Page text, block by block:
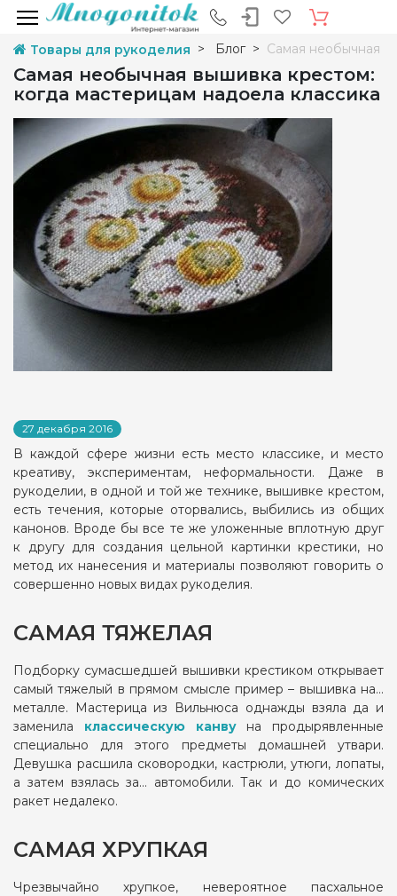
Товары для рукоделия Блог Самая необычная
Самая необычная вышивка крестом:
когда мастерицам надоела классика
27 декабря 2016
В каждой сфере жизни есть место классике, и место
креативу, экспериментам, неформальности. Даже в
рукоделии, в одной и той же технике, вышивке крестом,
есть течения, которые оторвались, выбились из общих
канонов. Вроде бы все те же уложенные вплотную друг
к другу для создания цельной картинки крестики, но
метод их нанесения и материалы позволяют говорить о
совершенно новых видах рукоделия.
САМАЯ ТЯЖЕЛАЯ
Подборку сумасшедшей вышивки крестиком открывает
самый тяжелый в прямом смысле пример – вышивка на…
металле. Мастерица из Вильнюса однажды взяла да и
заменила классическую канвуна продырявленные
специально для этого предметы домашней утвари.
Девушка расшила сковородки, кастрюли, утюги, лопаты,
а затем взялась за… автомобили. Так и до комических
ракет недалеко.
САМАЯ ХРУПКАЯ
Чрезвычайно хрупкое, невероятное пасхальное